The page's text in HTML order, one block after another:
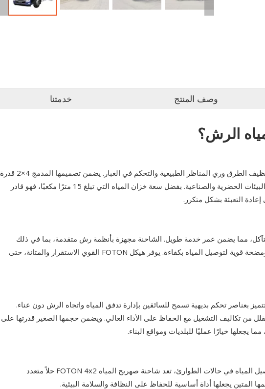
وصف المنتج خدمتنا
الرش؟
تم تصميم شاحنة صهريج المياه FOTON 4x2 15m³ لتنظيف الطرق وري المناظر الطبيعية والتحكم في الغبار. يضمن تصميمها المدمج 4×2 قدرة
ممتازة على المناورة، مما يجعلها مثالية للاستخدام في البيئات الحضرية والصناعية. بفضل سعة خزان المياه التي تبلغ 15 مترًا مكعبًا، فهو قادر
التعبئة بشكل متكرر.
مما يضمن عمر خدمة طويل. الشاحنة مجهزة بأنظمة رش متقدمة، بما في ذلك
الفوهات الأمامية والخلفية، وأنماط رش قابلة للتعديل، ومضخة قوية لتوصيل المياه بكفاءة. يوفر هيكل FOTON القوي الاستقرار والمتانة، حتى
بعناصر تحكم بديهية تسمح للسائقين بإدارة تدفق المياه واتجاه الرش دون عناء.
من تكاليف التشغيل مع الحفاظ على الأداء العالي. ويضمن حجمها الصغير قدرتها على
يجعلها خيارًا عمليًا للبلديات ومواقع البناء.
من تنظيف الطرق وإخماد الغبار إلى الري الزراعي وتوصيل المياه في حالات الطوارئ، تعد شاحنة صهريج المياه FOTON 4x2 حلاً متعدد
المتين يجعلها أداة أساسية للحفاظ على النظافة والسلامة البيئية.